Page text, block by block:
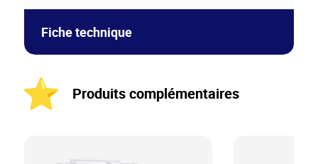
Fiche technique
MARINA_pH MOINS_Galets 200 g
Produits complémentaires